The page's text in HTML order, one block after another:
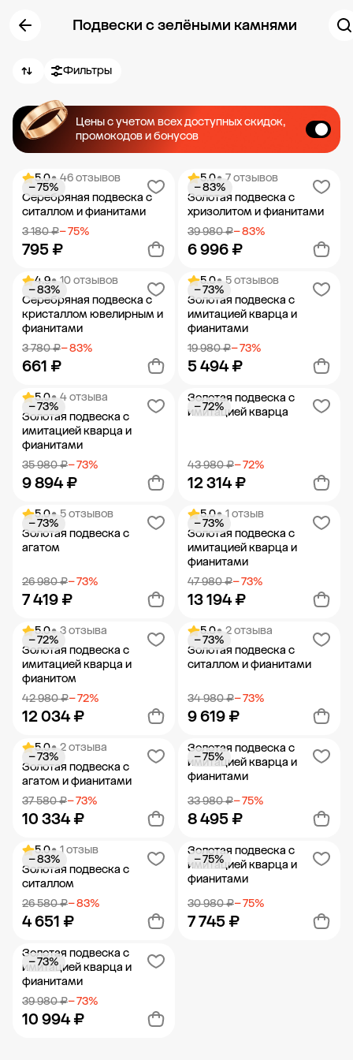
Подвески с зелёными камнями
Фильтры
Цены с учетом всех доступных скидок,
промокодов и бонусов
5.0• 46 отзывов
Серебряная подвеска с
ситаллом и фианитами
3 180 ₽− 75%
795 ₽
− 75%
Добавить в корзину
5.0• 7 отзывов
Золотая подвеска с
хризолитом и фианитами
39 980 ₽− 83%
6 996 ₽
− 83%
Добавить в корзину
4.9• 10 отзывов
Серебряная подвеска с
кристаллом ювелирным и
фианитами
3 780 ₽− 83%
661 ₽
− 83%
Добавить в корзину
5.0• 5 отзывов
Золотая подвеска с
имитацией кварца и
фианитами
19 980 ₽− 73%
5 494 ₽
− 73%
Добавить в корзину
5.0• 4 отзыва
Золотая подвеска с
имитацией кварца и
фианитами
35 980 ₽− 73%
9 894 ₽
− 73%
Добавить в корзину
Золотая подвеска с
имитацией кварца
43 980 ₽− 72%
12 314 ₽
− 72%
Добавить в корзину
5.0• 5 отзывов
Золотая подвеска с
агатом
26 980 ₽− 73%
7 419 ₽
− 73%
Добавить в корзину
5.0• 1 отзыв
Золотая подвеска с
имитацией кварца и
фианитами
47 980 ₽− 73%
13 194 ₽
− 73%
Добавить в корзину
5.0• 3 отзыва
Золотая подвеска с
имитацией кварца и
фианитом
42 980 ₽− 72%
12 034 ₽
− 72%
Добавить в корзину
5.0• 2 отзыва
Золотая подвеска с
ситаллом и фианитами
34 980 ₽− 73%
9 619 ₽
− 73%
Добавить в корзину
5.0• 2 отзыва
Золотая подвеска с
агатом и фианитами
37 580 ₽− 73%
10 334 ₽
− 73%
Добавить в корзину
Золотая подвеска с
имитацией кварца и
фианитами
33 980 ₽− 75%
8 495 ₽
− 75%
Добавить в корзину
5.0• 1 отзыв
Золотая подвеска с
ситаллом
26 580 ₽− 83%
4 651 ₽
− 83%
Добавить в корзину
Золотая подвеска с
имитацией кварца и
фианитами
30 980 ₽− 75%
7 745 ₽
− 75%
Золотая подвеска с
имитацией кварца и
фианитами
39 980 ₽− 73%
10 994 ₽
− 73%